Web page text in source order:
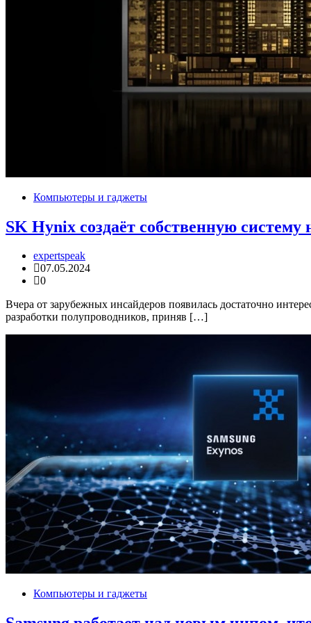
Компьютеры и гаджеты
SK Hynix создаёт собственную систему
expertspeak
07.05.2024
0
Вчера от зарубежных инсайдеров появилась достаточно
разработки полупроводников, приняв […]
Компьютеры и гаджеты